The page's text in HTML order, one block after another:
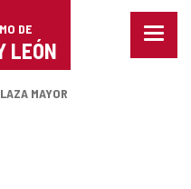
DE
LEÓN
Menu
MAYOR